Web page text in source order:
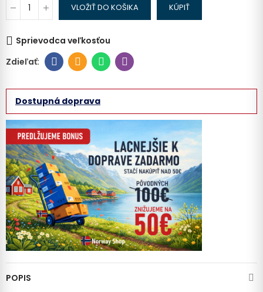
VLOŽIŤ DO KOŠIKA KÚPIŤ
Sprievodca veľkosťou
Dostupná doprava
POPIS